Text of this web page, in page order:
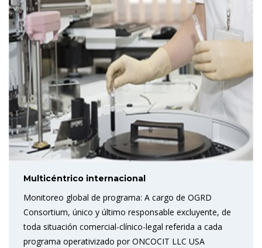
Multicéntrico internacional
Monitoreo global de programa: A cargo de OGRD
Consortium, único y último responsable excluyente, de
toda situación comercial-clínico-legal referida a cada
programa operativizado por ONCOCIT LLC USA